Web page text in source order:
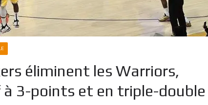
éliminent les Warriors,
à 3-points et en triple-double